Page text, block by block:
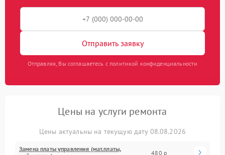
Отправить заявку
Отправляя, Вы соглашаетесь с политикой конфиденциальности
Цены на услуги ремонта
Цены актуальны на текущую дату 08.08.2026
Замена платы управления (мат.платы,
480 р